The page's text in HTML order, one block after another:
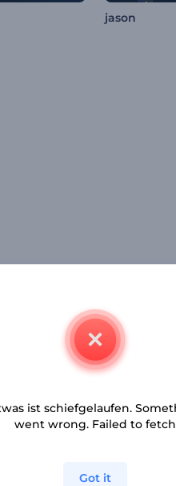
jason
ist schiefgelaufen.
went wrong. Failed to fetch
Got it